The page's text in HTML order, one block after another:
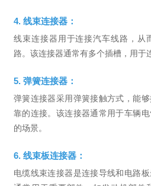
4. 线束连接器：
线束连接器用于连接汽车线路，从而连接各电子设备之间的电
路。该连接器通常有多个插槽，用于
5. 弹簧连接器：
弹簧连接器采用弹簧接触方式，能够提供稳定的电信号传输和可
靠的连接。该连接器通常用于车辆
的场景。
6. 线束板连接器：
电缆线束连接器是连接导线和电路板最常见的连接器类型。它们